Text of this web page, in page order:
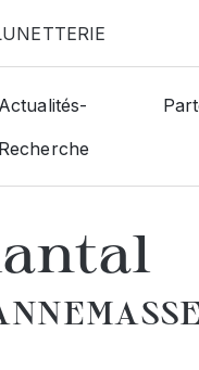
Actualités-
Recherche
Le Calvez